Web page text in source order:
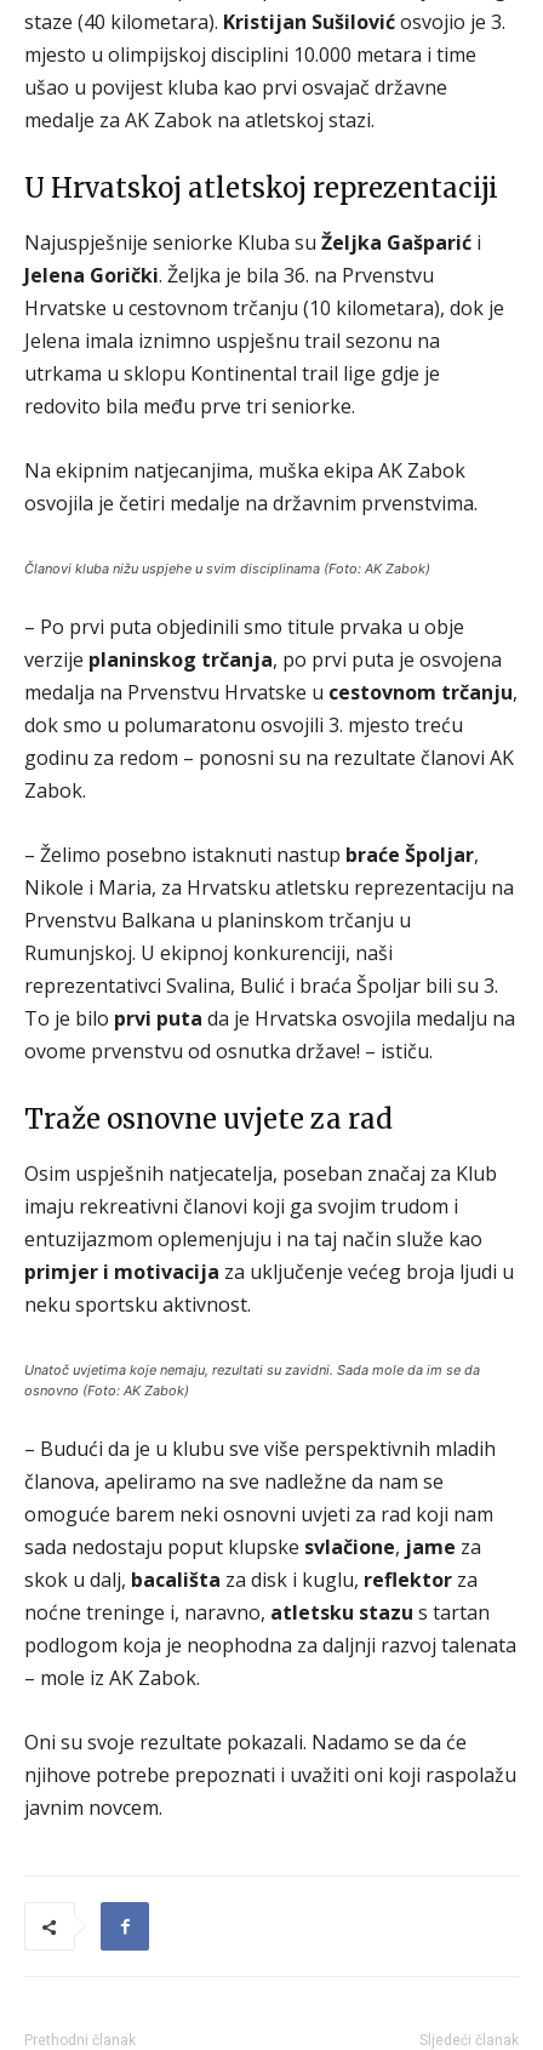
staze (40 kilometara). Kristijan Sušilovićosvojio je 3.
mjesto u olimpijskoj disciplini 10.000 metara i time
ušao u povijest kluba kao prvi osvajač državne
medalje za AK Zabok na atletskoj stazi.
U Hrvatskoj atletskoj reprezentaciji
Najuspješnije seniorke Kluba su Željka Gašparić i
Jelena Gorički. Željka je bila 36. na Prvenstvu
Hrvatske u cestovnom trčanju (10 kilometara), dok je
Jelena imala iznimno uspješnu trail sezonu na
utrkama u sklopu Kontinental trail lige gdje je
redovito bila među prve tri seniorke.
Na ekipnim natjecanjima, muška ekipa AK Zabok
osvojila je četiri medalje na državnim prvenstvima.
Članovi kluba nižu uspjehe u svim disciplinama (Foto: AK Zabok)
– Po prvi puta objedinili smo titule prvaka u obje
verzije planinskog trčanja, po prvi puta je osvojena
medalja na Prvenstvu Hrvatske u cestovnom trčanju,
dok smo u polumaratonu osvojili 3. mjesto treću
godinu za redom – ponosni su na rezultate članovi AK
Zabok.
– Želimo posebno istaknuti nastup braće Špoljar,
Nikole i Maria, za Hrvatsku atletsku reprezentaciju na
Prvenstvu Balkana u planinskom trčanju u
Rumunjskoj. U ekipnoj konkurenciji, naši
reprezentativci Svalina, Bulić i braća Špoljar bili su 3.
To je bilo prvi puta da je Hrvatska osvojila medalju na
ovome prvenstvu od osnutka države! – ističu.
Traže osnovne uvjete za rad
Osim uspješnih natjecatelja, poseban značaj za Klub
imaju rekreativni članovi koji ga svojim trudom i
entuzijazmom oplemenjuju i na taj način služe kao
primjer i motivacija za uključenje većeg broja ljudi u
neku sportsku aktivnost.
Unatoč uvjetima koje nemaju, rezultati su zavidni. Sada mole da im se da
osnovno (Foto: AK Zabok)
– Budući da je u klubu sve više perspektivnih mladih
članova, apeliramo na sve nadležne da nam se
omoguće barem neki osnovni uvjeti za rad koji nam
sada nedostaju poput klupske svlačione, jame za
skok u dalj, bacališta za disk i kuglu, reflektor za
noćne treninge i, naravno, atletsku stazu s tartan
podlogom koja je neophodna za daljnji razvoj talenata
– mole iz AK Zabok.
Oni su svoje rezultate pokazali. Nadamo se da će
njihove potrebe prepoznati i uvažiti oni koji raspolažu
javnim novcem.
Prethodni članak Sljedeći članak